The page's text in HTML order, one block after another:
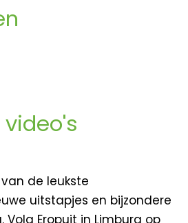
video's
de leukste
uitstapjes en bijzondere
Volg Eropuit in Limburg op